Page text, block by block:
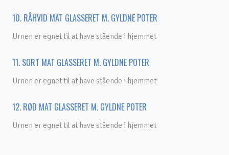
10. RÅHVID MAT GLASSERET M. GYLDNE POTER
Urnen er egnet til at have stående i hjemmet
11. SORT MAT GLASSERET M. GYLDNE POTER
Urnen er egnet til at have stående i hjemmet
12. RØD MAT GLASSERET M. GYLDNE POTER
Urnen er egnet til at have stående i hjemmet